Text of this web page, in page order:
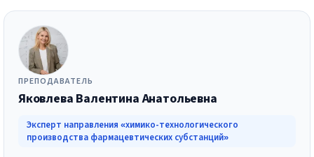
ПРЕПОДАВАТЕЛЬ
Яковлева Валентина Анатольевна
Эксперт направления «химико-технологического
производства фармацевтических субстанций»